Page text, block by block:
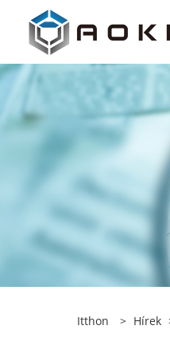
Itthon > Hírek